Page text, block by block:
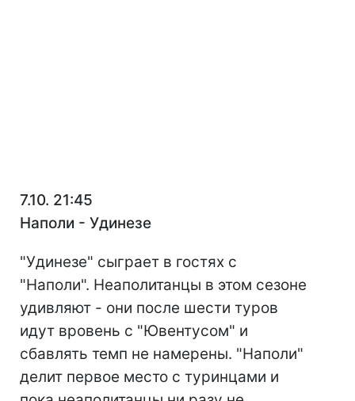
7.10. 21:45
Наполи - Удинезе
"Удинезе" сыграет в гостях с
"Наполи". Неаполитанцы в этом сезоне
удивляют - они после шести туров
идут вровень с "Ювентусом" и
сбавлять темп не намерены. "Наполи"
делит первое место с туринцами и